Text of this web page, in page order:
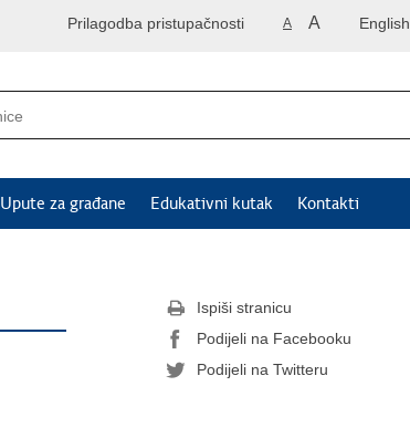
English
A A
Prilagodba pristupačnosti
Upute za građane Edukativni kutak Kontakti
Ispiši stranicu
Podijeli na Facebooku
Podijeli na Twitteru